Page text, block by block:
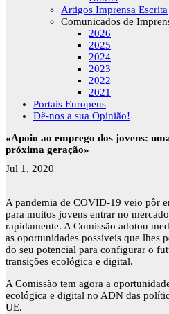
Artigos Imprensa Escrita
Comunicados de
2026
2025
2024
2023
2022
2021
Portais Europeus
Dê-nos a sua Opinião!
«Apoio ao emprego dos jovens:
próxima geração»
Jul 1, 2020
A pandemia de COVID-19 veio pôr
para muitos jovens entrar no
rapidamente. A Comissão adotou
as oportunidades possíveis que lhes
do seu potencial para configurar o
transições ecológica e digital.
A Comissão tem agora a
ecológica e digital no ADN das
UE.